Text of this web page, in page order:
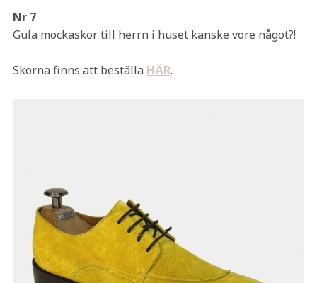
Nr 7
Gula mockaskor till herrn i huset kanske vore något?!
Skorna finns att beställa HÄR.